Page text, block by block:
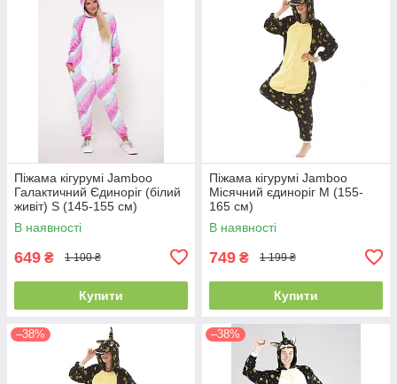
Піжама кігурумі Jamboo
Галактичний Єдиноріг (білий
живіт) S (145-155 см)
В наявності
649 ₴ 1 100 ₴
Купити
Піжама кігурумі Jamboo
Місячний єдиноріг M (155-
165 см)
В наявності
749 ₴ 1 199 ₴
Купити
–38% –38%